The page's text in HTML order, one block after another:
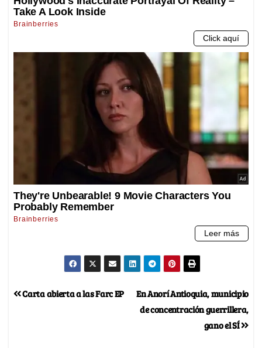
En Anorí Antioquia, municipio
de concentración guerrillera,
gano el SÍ
Carta abierta a las Farc EP